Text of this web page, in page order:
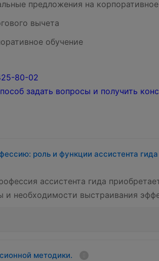
предложения на
вычета
обучение
80-02‬‬
задать вопросы и получить
роль и функции ассистента гида
ассистента гида
и необходимости выстраивания
методики.